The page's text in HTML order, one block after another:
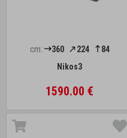
cm: 360 224
84
Nikos3
1590.00 €